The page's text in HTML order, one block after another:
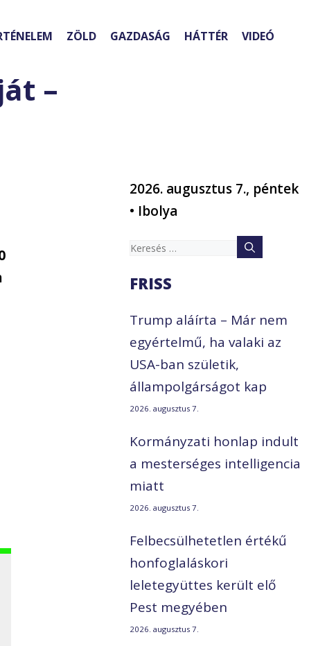
ZÖLD GAZDASÁG HÁTTÉR VIDEÓ
–
2026. augusztus 7., péntek
• Ibolya
Keresés:
FRISS
Trump aláírta – Már nem
egyértelmű, ha valaki az
USA-ban születik,
állampolgárságot kap
2026. augusztus 7.
Kormányzati honlap indult
a mesterséges intelligencia
miatt
2026. augusztus 7.
Felbecsülhetetlen értékű
honfoglaláskori
leletegyüttes került elő
Pest megyében
2026. augusztus 7.